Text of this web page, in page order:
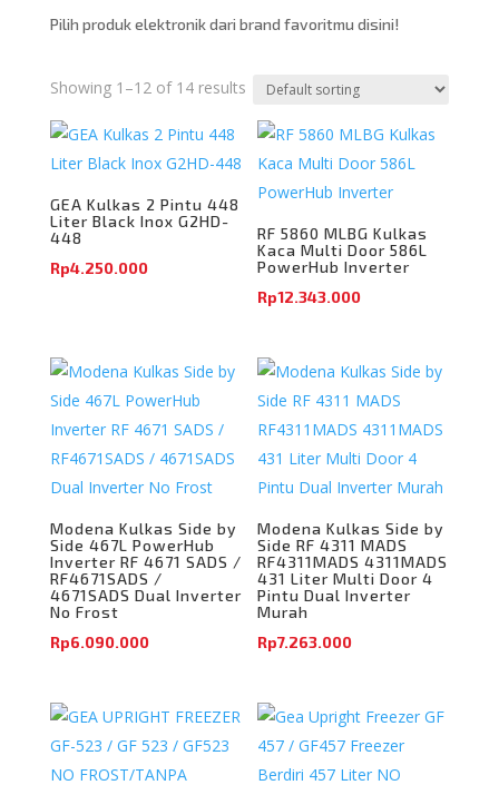
Pilih produk elektronik dari brand favoritmu disini!
Showing 1–12 of 14 results
GEA Kulkas 2 Pintu 448
Liter Black Inox G2HD-
448
Rp4.250.000
RF 5860 MLBG Kulkas
Kaca Multi Door 586L
PowerHub Inverter
Rp12.343.000
Modena Kulkas Side by
Side 467L PowerHub
Inverter RF 4671 SADS /
RF4671SADS /
4671SADS Dual Inverter
No Frost
Rp6.090.000
Modena Kulkas Side by
Side RF 4311 MADS
RF4311MADS 4311MADS
431 Liter Multi Door 4
Pintu Dual Inverter
Murah
Rp7.263.000